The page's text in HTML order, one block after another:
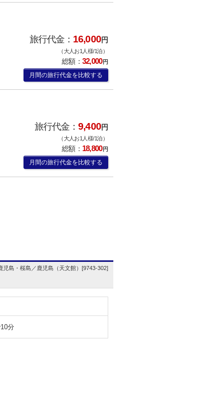
旅行代金： 16,000円
（大人お1人様/1泊）
総額： 32,000円
月間の旅行代金を比較する
旅行代金：9,400円
（大人お1人様/1泊）
総額： 18,800円
月間の旅行代金を比較する
児島・桜島／鹿児島（天文館）[9743-302]
分